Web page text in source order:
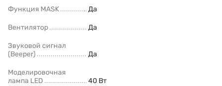
Функция MASK Да
Вентилятор Да
Звуковой сигнал
(Beeper)
Да
Моделировочная
лампа LED
40 Вт